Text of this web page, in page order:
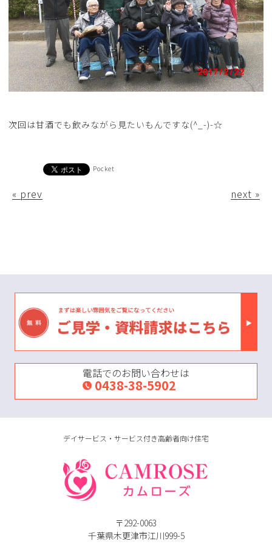
次回は甘酒でも飲みながら見たいもんですな(^_-)-☆
Pocket
« prev next »
電話でのお問い合わせは
0438-38-5902
デイサービス・サービス付き高齢者向け住宅
〒292-0063
千葉県木更津市江川999-5